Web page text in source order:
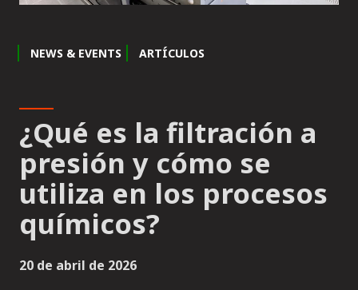
NEWS & EVENTS ARTÍCULOS
¿Qué es la filtración a
presión y cómo se
utiliza en los procesos
químicos?
20 de abril de 2026